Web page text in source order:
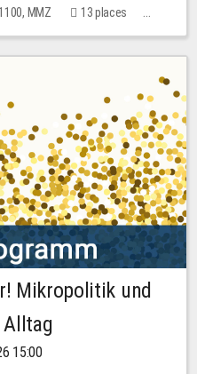
MMZ
13 places
Mikropolitik und
15:00